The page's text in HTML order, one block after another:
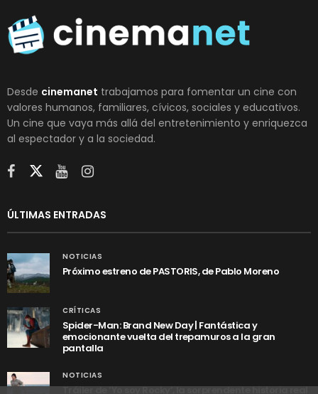
Desde cinemanet trabajamos para fomentar un cine con
valores humanos, familiares, cívicos, sociales y educativos.
Un cine que vaya más allá del entretenimiento y enriquezca
al espectador y a la sociedad.
ÚLTIMAS ENTRADAS
NOTICIAS
Próximo estreno de PASTORIS, de Pablo Moreno
CRÍTICAS
Spider-Man: Brand New Day | Fantástica y
emocionante vuelta del trepamuros a la gran
pantalla
NOTICIAS
Tráiler de ‘Yo soy Rocky’, la sorprendente historia real